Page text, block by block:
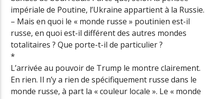
impériale de Poutine, l’Ukraine appartient à la Russie.
– Mais en quoi le « monde russe » poutinien est-il
russe, en quoi est-il différent des autres mondes
totalitaires ? Que porte-t-il de particulier ?
*
L’arrivée au pouvoir de Trump le montre clairement.
En rien. Il n’y a rien de spécifiquement russe dans le
monde russe, à part la « couleur locale ». Le « monde